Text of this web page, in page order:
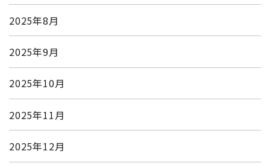
2025年8月
2025年9月
2025年10月
2025年11月
2025年12月